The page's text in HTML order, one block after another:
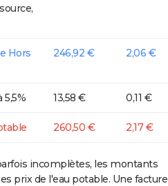
Hors
246,92 € 2,06 €
5,5% 13,58 € 0,11 €
260,50 € 2,17 €
incomplètes, les montants
prix de l'eau potable. Une facture